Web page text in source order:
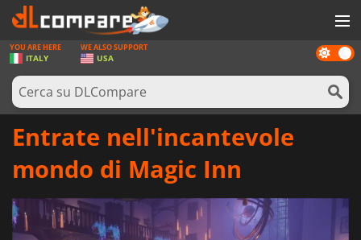
GIOCHI
PREPAGATE
SOFTWARE
NOTIZIE
Dark
mode
YOU ARE HERE
ITALY
WE ALSO SUPPORT
USA
Entrate nell'incantevole
mondo di Magic Inn